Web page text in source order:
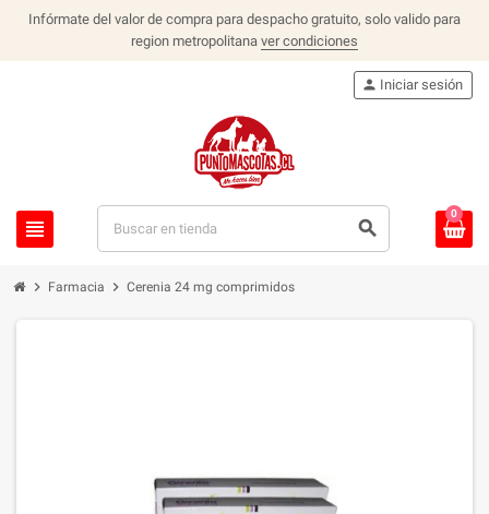
Infórmate del valor de compra para despacho gratuito, solo valido para
region metropolitana ver condiciones
view_headline search
person Iniciar sesión
0
chevron_right Farmacia chevron_right Cerenia 24 mg comprimidos